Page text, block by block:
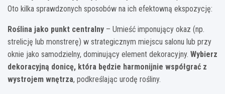
Oto kilka sprawdzonych sposobów na ich efektowną ekspozycję:
Roślina jako punkt centralny – Umieść imponujący okaz (np.
strelicję lub monstrerę) w strategicznym miejscu salonu lub przy
oknie jako samodzielny, dominujący element dekoracyjny. Wybierz
dekoracyjną donicę, która będzie harmonijnie współgrać z
wystrojem wnętrza, podkreślając urodę rośliny.